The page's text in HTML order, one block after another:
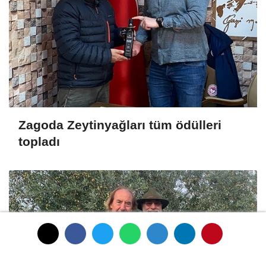
Zagoda Zeytinyağları tüm ödülleri
topladı